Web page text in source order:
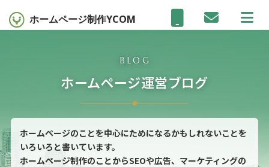
ホームページ制作YCOM
ホームページ運営ブログ
BLOG
ホームページのことを中心にためになるかもしれないことを
いろいろと書いています。
ホームページ制作のことからSEOや広告、マーケティングの